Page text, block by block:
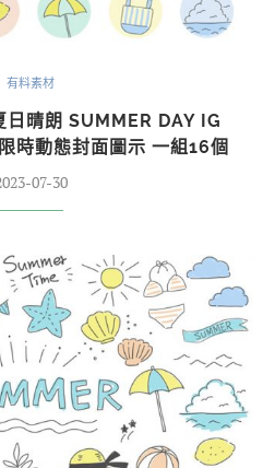
有料素材
日晴朗 SUMMER DAY IG
時動態封面圖示 一組16個
07-30